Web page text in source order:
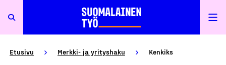
Etusivu Merkki- ja yrityshaku Kenkiks